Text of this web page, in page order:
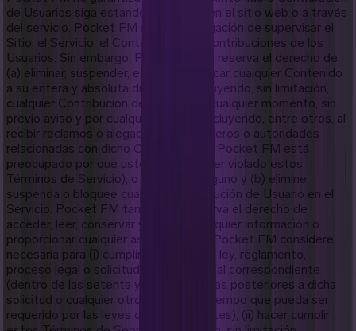
de Usuarios siga estando disponible en el sitio web o a través
del servicio. Pocket FM no tiene obligación de supervisar el
Sitio, el Servicio, el Contenido ni las Contribuciones de los
Usuarios. Sin embargo, Pocket FM se reserva el derecho de
(a) eliminar, suspender, editar o modificar cualquier Contenido
a su entera y absoluta discreción, incluyendo, sin limitación,
cualquier Contribución de Usuario en cualquier momento, sin
previo aviso y por cualquier motivo (incluyendo, entre otros, al
recibir reclamos o alegaciones de terceros o autoridades
relacionadas con dicho Contenido o si Pocket FM está
preocupado por que usted pueda haber violado estos
Términos de Servicio), o sin motivo alguno y (b) elimine,
suspenda o bloquee cualquier Contribución de Usuario en el
Servicio. Pocket FM también se reserva el derecho de
acceder, leer, conservar y divulgar cualquier información o
proporcionar cualquier asistencia que Pocket FM considere
necesaria para (i) cumplir con cualquier ley, reglamento,
proceso legal o solicitud gubernamental correspondiente
(dentro de las setenta y dos [72] horas posteriores a dicha
solicitud o cualquier otro período de tiempo que pueda ser
requerido por las leyes correspondientes), (ii) hacer cumplir